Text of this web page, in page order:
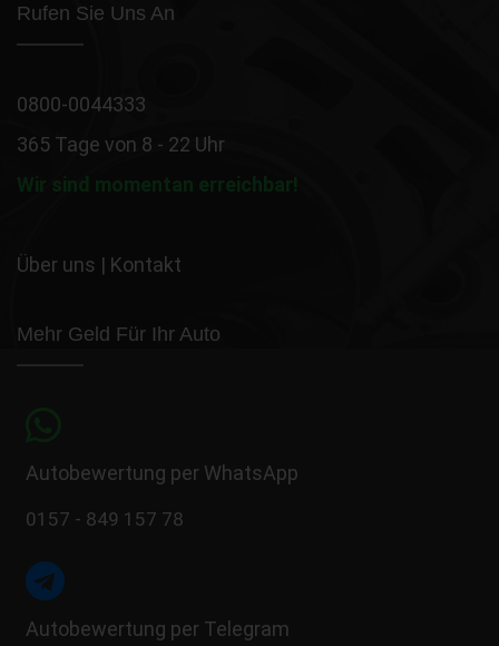
Rufen Sie Uns An
0800-0044333
365 Tage von 8 - 22 Uhr
Wir sind momentan erreichbar!
Über uns | Kontakt
Mehr Geld Für Ihr Auto
Autobewertung per WhatsApp
0157 - 849 157 78
Autobewertung per Telegram